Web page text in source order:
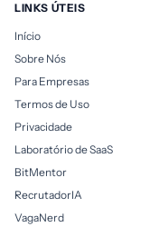
LINKS ÚTEIS
Início
Sobre Nós
Para Empresas
Termos de Uso
Privacidade
Laboratório de SaaS
BitMentor
RecrutadorIA
VagaNerd